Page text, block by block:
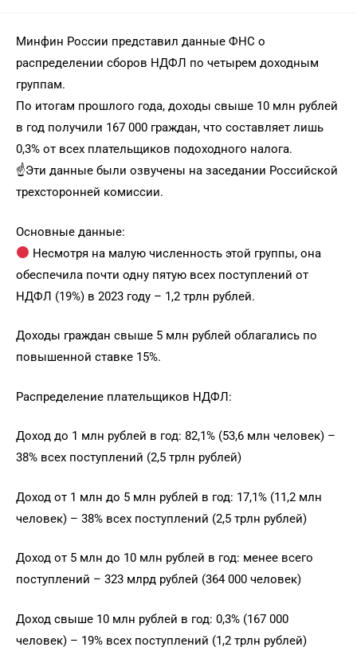
Минфин России представил данные ФНС о
распределении сборов НДФЛ по четырем доходным
группам.
По итогам прошлого года, доходы свыше 10 млн рублей
в год получили 167 000 граждан, что составляет лишь
0,3% от всех плательщиков подоходного налога.
☝️Эти данные были озвучены на заседании Российской
трехсторонней комиссии.
Основные данные:
Несмотря на малую численность этой группы, она
обеспечила почти одну пятую всех поступлений от
НДФЛ (19%) в 2023 году – 1,2 трлн рублей.
Доходы граждан свыше 5 млн рублей облагались по
повышенной ставке 15%.
Распределение плательщиков НДФЛ:
Доход до 1 млн рублей в год: 82,1% (53,6 млн человек) –
38% всех поступлений (2,5 трлн рублей)
Доход от 1 млн до 5 млн рублей в год: 17,1% (11,2 млн
человек) – 38% всех поступлений (2,5 трлн рублей)
Доход от 5 млн до 10 млн рублей в год: менее всего
поступлений – 323 млрд рублей (364 000 человек)
Доход свыше 10 млн рублей в год: 0,3% (167 000
человек) – 19% всех поступлений (1,2 трлн рублей)